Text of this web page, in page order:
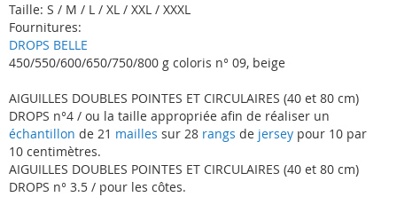
Taille: S / M / L / XL / XXL / XXXL
Fournitures:
DROPS BELLE
450/550/600/650/750/800 g coloris n° 09, beige
AIGUILLES DOUBLES POINTES ET CIRCULAIRES (40 et 80 cm)
DROPS n°4 / ou la taille appropriée afin de réaliser un
échantillon de 21 mailles sur 28 rangs de jersey pour 10 par
10 centimètres.
AIGUILLES DOUBLES POINTES ET CIRCULAIRES (40 et 80 cm)
DROPS n° 3.5 / pour les côtes.